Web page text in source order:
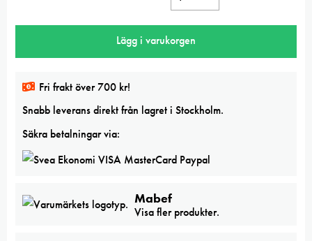
Lägg i varukorgen
Fri frakt över 700 kr!
Snabb leverans direkt från lagret i Stockholm.
Säkra betalningar via:
Mabef
Visa fler produkter.